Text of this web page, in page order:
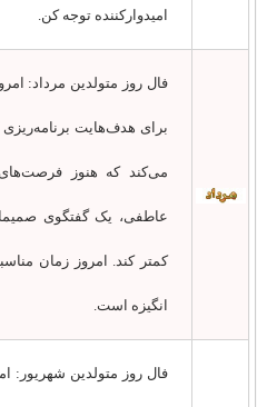
امیدوارکننده توجه کن.
فال روز متولدین مرداد:
برای هدف‌هایت
می‌کند که هنوز
عاطفی، یک گفتگوی
کمتر کند. امروز زمان
انگیزه است.
فال روز متولدین شهریور: